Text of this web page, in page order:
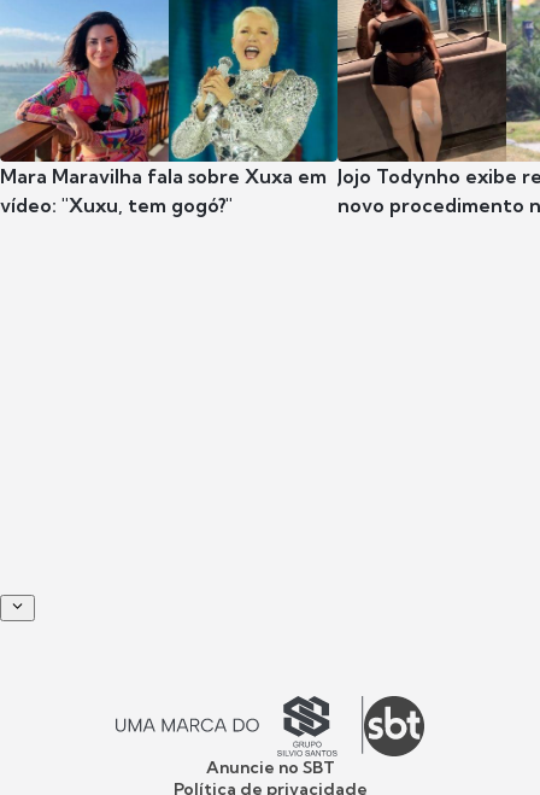
Mara Maravilha fala sobre Xuxa em
vídeo: "Xuxu, tem gogó?"
Jojo Todynho exibe
novo procedimento
Anuncie no SBT
Política de privacidade